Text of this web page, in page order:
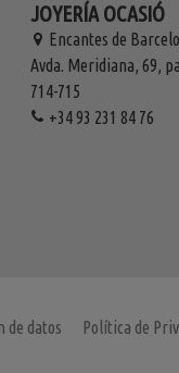
JOYERÍA OCASIÓ
Encantes de
Avda. Meridiana, 69,
714-715
+34 93 231 84 76
de datos Política de